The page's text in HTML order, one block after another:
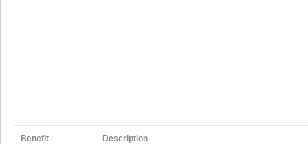
Benefit Description